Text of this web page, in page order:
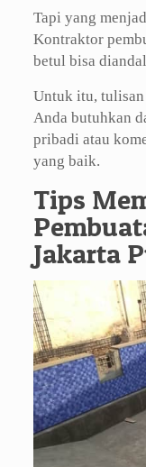
Tapi yang
Kontraktor
betul bisa
Untuk itu, tulisan
Anda butuhkan
pribadi atau
yang baik.
Tips
Jakarta